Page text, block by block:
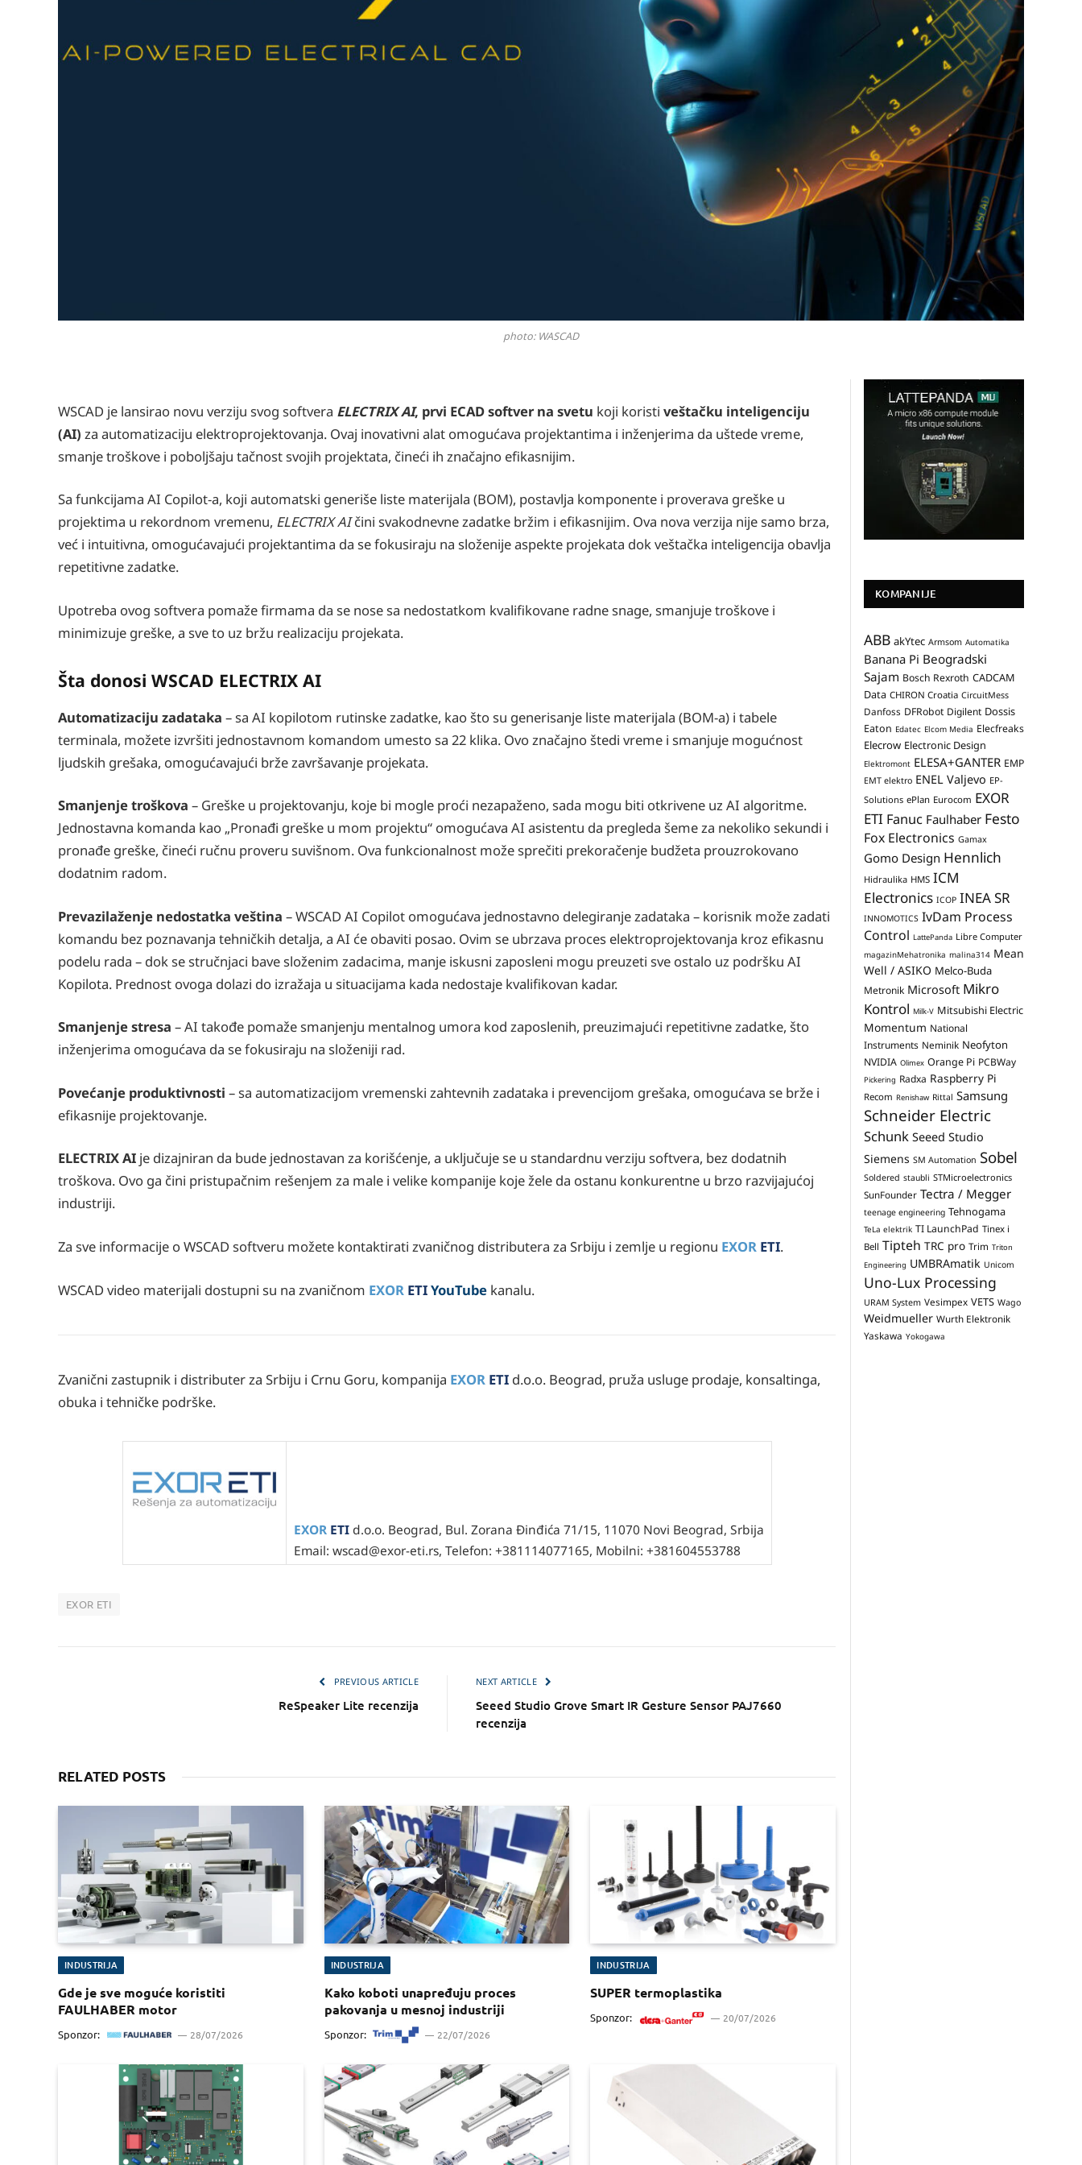
photo: WASCAD
WSCAD je lansirao novu verziju svog softvera ELECTRIX AI, prvi ECAD softver na svetu koji koristi veštačku inteligenciju
(AI) za automatizaciju elektroprojektovanja. Ovaj inovativni alat omogućava projektantima i inženjerima da uštede vreme,
smanje troškove i poboljšaju tačnost svojih projektata, čineći ih značajno efikasnijim.
Sa funkcijama AI Copilot-a, koji automatski generiše liste materijala (BOM), postavlja komponente i proverava greške u
projektima u rekordnom vremenu, ELECTRIX AIčini svakodnevne zadatke bržim i efikasnijim. Ova nova verzija nije samo brza,
već i intuitivna, omogućavajući projektantima da se fokusiraju na složenije aspekte projekata dok veštačka inteligencija obavlja
repetitivne zadatke.
Upotreba ovog softvera pomaže firmama da se nose sa nedostatkom kvalifikovane radne snage, smanjuje troškove i
minimizuje greške, a sve to uz bržu realizaciju projekata.
Šta donosi WSCAD ELECTRIX AI
Automatizaciju zadataka – sa AI kopilotom rutinske zadatke, kao što su generisanje liste materijala (BOM-a) i tabele
terminala, možete izvršiti jednostavnom komandom umesto sa 22 klika. Ovo značajno štedi vreme i smanjuje mogućnost
ljudskih grešaka, omogućavajući brže završavanje projekata.
Smanjenje troškova – Greške u projektovanju, koje bi mogle proći nezapaženo, sada mogu biti otkrivene uz AI algoritme.
Jednostavna komanda kao „Pronađi greške u mom projektu“ omogućava AI asistentu da pregleda šeme za nekoliko sekundi i
pronađe greške, čineći ručnu proveru suvišnom. Ova funkcionalnost može sprečiti prekoračenje budžeta prouzrokovano
dodatnim radom.
Prevazilaženje nedostatka veština – WSCAD AI Copilot omogućava jednostavno delegiranje zadataka – korisnik može zadati
komandu bez poznavanja tehničkih detalja, a AI će obaviti posao. Ovim se ubrzava proces elektroprojektovanja kroz efikasnu
podelu rada – dok se stručnjaci bave složenim zadacima, manje iskusni zaposleni mogu preuzeti sve ostalo uz podršku AI
Kopilota. Prednost ovoga dolazi do izražaja u situacijama kada nedostaje kvalifikovan kadar.
Smanjenje stresa – AI takođe pomaže smanjenju mentalnog umora kod zaposlenih, preuzimajući repetitivne zadatke, što
inženjerima omogućava da se fokusiraju na složeniji rad.
Povećanje produktivnosti – sa automatizacijom vremenski zahtevnih zadataka i prevencijom grešaka, omogućava se brže i
efikasnije projektovanje.
ELECTRIX AI je dizajniran da bude jednostavan za korišćenje, a uključuje se u standardnu verziju softvera, bez dodatnih
troškova. Ovo ga čini pristupačnim rešenjem za male i velike kompanije koje žele da ostanu konkurentne u brzo razvijajućoj
industriji​.
Za sve informacije o WSCAD softveru možete kontaktirati zvaničnog distributera za Srbiju i zemlje u regionu EXOR ETI.
WSCAD video materijali dostupni su na zvaničnom EXOR ETIYouTube kanalu.
Zvanični zastupnik i distributer za Srbiju i Crnu Goru, kompanija EXOR ETI d.o.o. Beograd, pruža usluge prodaje, konsaltinga,
obuka i tehničke podrške.
EXOR ETId.o.o. Beograd, Bul. Zorana Đinđića 71/15, 11070 Novi Beograd, Srbija
Email: wscad@exor-eti.rs, Telefon: +381114077165, Mobilni: +381604553788
EXOR ETI
PREVIOUS ARTICLE
ReSpeaker Lite recenzija
NEXT ARTICLE
Seeed Studio Grove Smart IR Gesture Sensor PAJ7660
recenzija
RELATED POSTS
INDUSTRIJA
Gde je sve moguće koristiti
FAULHABER motor
Sponzor: 28/07/2026
INDUSTRIJA
Kako koboti unapređuju proces
pakovanja u mesnoj industriji
Sponzor: 22/07/2026
INDUSTRIJA
SUPER termoplastika
Sponzor: 20/07/2026
KOMPANIJE
ABB akYtec Armsom Automatika
Banana Pi Beogradski
Sajam Bosch Rexroth CADCAM
Data CHIRON Croatia CircuitMess
Danfoss DFRobot Digilent Dossis
Eaton Edatec Elcom Media Elecfreaks
Elecrow Electronic Design
Elektromont ELESA+GANTER EMP
EMT elektro ENEL Valjevo EP-
Solutions ePlan Eurocom EXOR
ETI Fanuc Faulhaber Festo
Fox Electronics Gamax
Gomo Design Hennlich
Hidraulika HMS ICM
Electronics ICOP INEA SR
INNOMOTICS IvDam Process
Control LattePanda Libre Computer
magazinMehatronika malina314 Mean
Well / ASIKO Melco-Buda
Metronik Microsoft Mikro
Kontrol Milk-V Mitsubishi Electric
Momentum National
Instruments Neminik Neofyton
NVIDIA Olimex Orange Pi PCBWay
Pickering Radxa Raspberry Pi
Recom Renishaw Rittal Samsung
Schneider Electric
Schunk Seeed Studio
Siemens SM Automation Sobel
Soldered staubli STMicroelectronics
SunFounder Tectra / Megger
teenage engineering Tehnogama
TeLa elektrik TI LaunchPad Tinex i
Bell Tipteh TRC pro Trim Triton
Engineering UMBRAmatik Unicom
Uno-Lux Processing
URAM System Vesimpex VETS Wago
Weidmueller Wurth Elektronik
Yaskawa Yokogawa